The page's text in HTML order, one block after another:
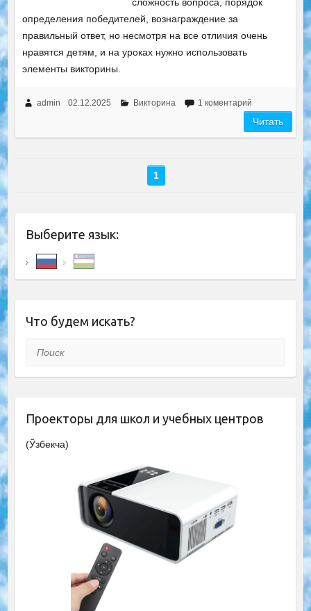
определения победителей, вознаграждение за
правильный ответ, но несмотря на все отличия очень
нравятся детям, и на уроках нужно использовать
элементы викторины.
admin 02.12.2025 Викторина 1 коментарий
Читать
1
Выберите язык:
Что будем искать?
Поиск
Проекторы для школ и учебных центров
(Ўзбекча)